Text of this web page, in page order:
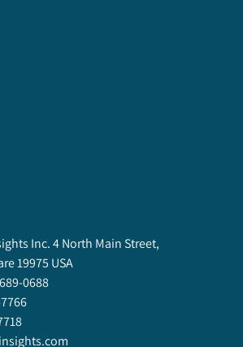
Inc. 4 North Main Street,
19975 USA
0688